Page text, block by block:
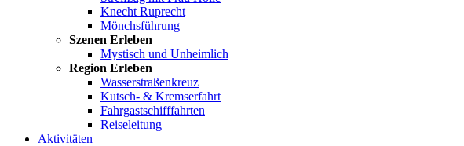
Knecht Ruprecht
Mönchsführung
Szenen Erleben
Mystisch und Unheimlich
Region Erleben
Wasserstraßenkreuz
Kutsch- & Kremserfahrt
Fahrgastschifffahrten
Reiseleitung
Aktivitäten